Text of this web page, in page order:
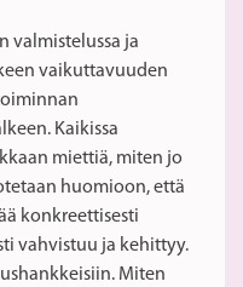
valmistelussa ja
vaikuttavuuden
Kaikissa
miettiä, miten jo
huomioon, että
konkreettisesti
vahvistuu ja kehittyy.
Miten